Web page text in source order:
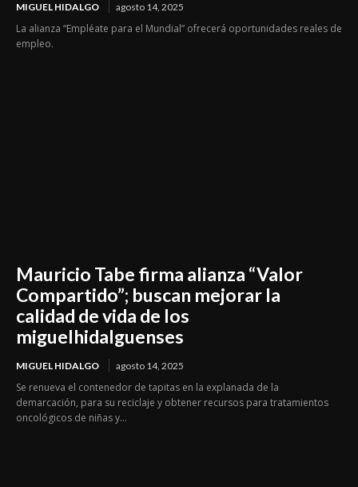
MIGUEL HIDALGO agosto 14, 2025
La alianza “Empléate para el Mundial” ofrecerá oportunidades reales de
empleo.
Mauricio Tabe firma alianza “Valor
Compartido”; buscan mejorar la
calidad de vida de los
miguelhidalguenses
MIGUEL HIDALGO agosto 14, 2025
Se renueva el contenedor de tapitas en la explanada de la
demarcación, para su reciclaje y obtener recursos para tratamientos
oncológicos de niñas y...